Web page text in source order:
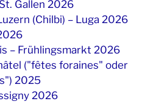
Gallen 2026
(Chilbi) – Luga 2026
– Frühlingsmarkt 2026
("fêtes foraines" oder
2025
2026